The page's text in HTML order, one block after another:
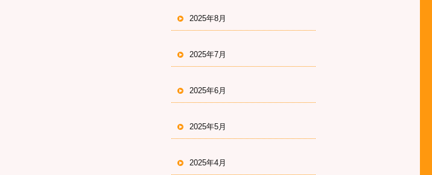
2025年8月
2025年7月
2025年6月
2025年5月
2025年4月